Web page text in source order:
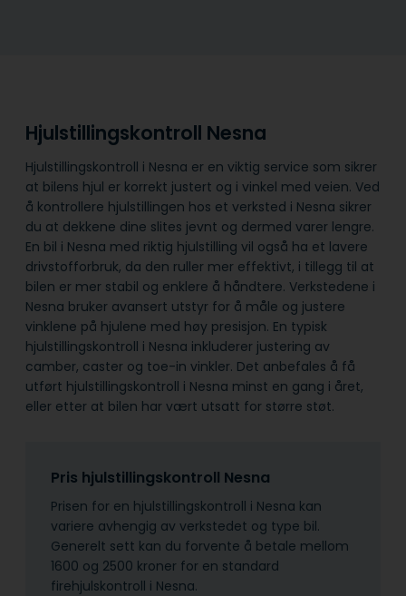
Hjulstillingskontroll Nesna
Hjulstillingskontroll i Nesna er en viktig service som sikrer
at bilens hjul er korrekt justert og i vinkel med veien. Ved
å kontrollere hjulstillingen hos et verksted i Nesna sikrer
du at dekkene dine slites jevnt og dermed varer lengre.
En bil i Nesna med riktig hjulstilling vil også ha et lavere
drivstofforbruk, da den ruller mer effektivt, i tillegg til at
bilen er mer stabil og enklere å håndtere. Verkstedene i
Nesna bruker avansert utstyr for å måle og justere
vinklene på hjulene med høy presisjon. En typisk
hjulstillingskontroll i Nesna inkluderer justering av
camber, caster og toe-in vinkler. Det anbefales å få
utført hjulstillingskontroll i Nesna minst en gang i året,
eller etter at bilen har vært utsatt for større støt.
Pris hjulstillingskontroll Nesna
Prisen for en hjulstillingskontroll i Nesna kan
variere avhengig av verkstedet og type bil.
Generelt sett kan du forvente å betale mellom
1600 og 2500 kroner for en standard
firehjulskontroll i Nesna.